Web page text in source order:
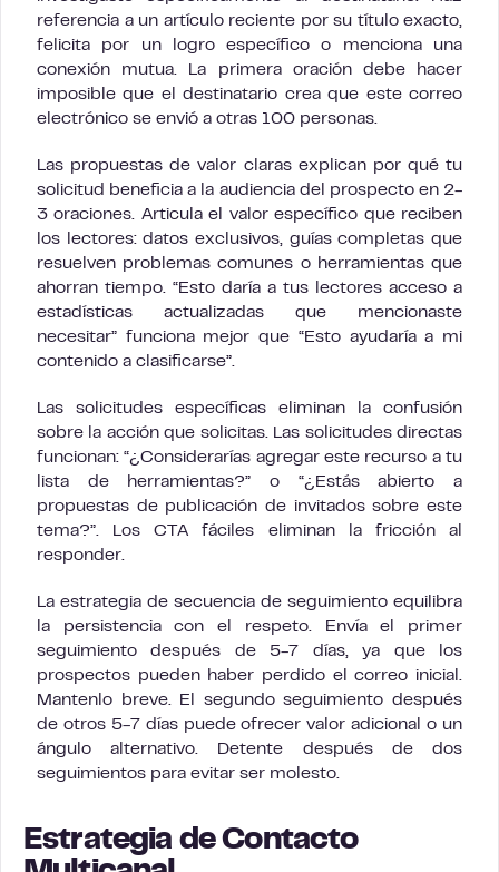
referencia a un artículo reciente por su título exacto,
felicita por un logro específico o menciona una
conexión mutua. La primera oración debe hacer
imposible que el destinatario crea que este correo
electrónico se envió a otras 100 personas.
Las propuestas de valor claras explican por qué tu
solicitud beneficia a la audiencia del prospecto en 2-
3 oraciones. Articula el valor específico que reciben
los lectores: datos exclusivos, guías completas que
resuelven problemas comunes o herramientas que
ahorran tiempo. “Esto daría a tus lectores acceso a
estadísticas actualizadas que mencionaste
necesitar” funciona mejor que “Esto ayudaría a mi
contenido a clasificarse”.
Las solicitudes específicas eliminan la confusión
sobre la acción que solicitas. Las solicitudes directas
funcionan: “¿Considerarías agregar este recurso a tu
lista de herramientas?” o “¿Estás abierto a
propuestas de publicación de invitados sobre este
tema?”. Los CTA fáciles eliminan la fricción al
responder.
La estrategia de secuencia de seguimiento equilibra
la persistencia con el respeto. Envía el primer
seguimiento después de 5-7 días, ya que los
prospectos pueden haber perdido el correo inicial.
Mantenlo breve. El segundo seguimiento después
de otros 5-7 días puede ofrecer valor adicional o un
ángulo alternativo. Detente después de dos
seguimientos para evitar ser molesto.
Estrategia de Contacto